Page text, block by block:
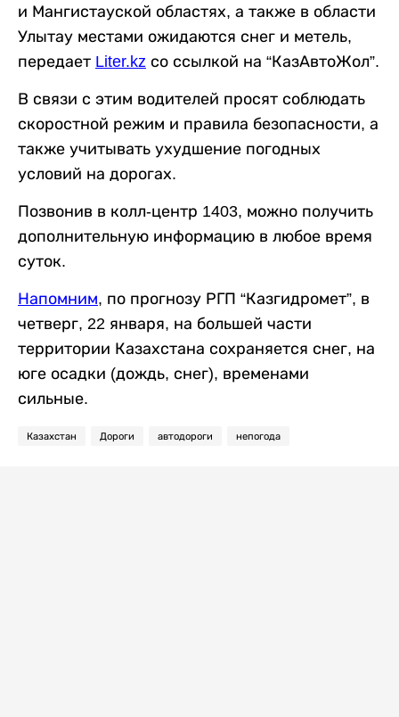
и Мангистауской областях, а также в области
Улытау местами ожидаются снег и метель,
передает Liter.kz со ссылкой на “КазАвтоЖол”.
В связи с этим водителей просят соблюдать
скоростной режим и правила безопасности, а
также учитывать ухудшение погодных
условий на дорогах.
Позвонив в колл-центр 1403, можно получить
дополнительную информацию в любое время
суток.
Напомним, по прогнозу РГП “Казгидромет”, в
четверг, 22 января, на большей части
территории Казахстана сохраняется снег, на
юге осадки (дождь, снег), временами
сильные.
Казахстан Дороги автодороги непогода